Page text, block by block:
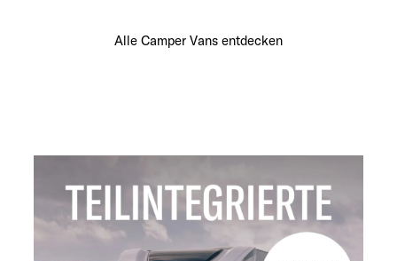
Alle Camper Vans entdecken